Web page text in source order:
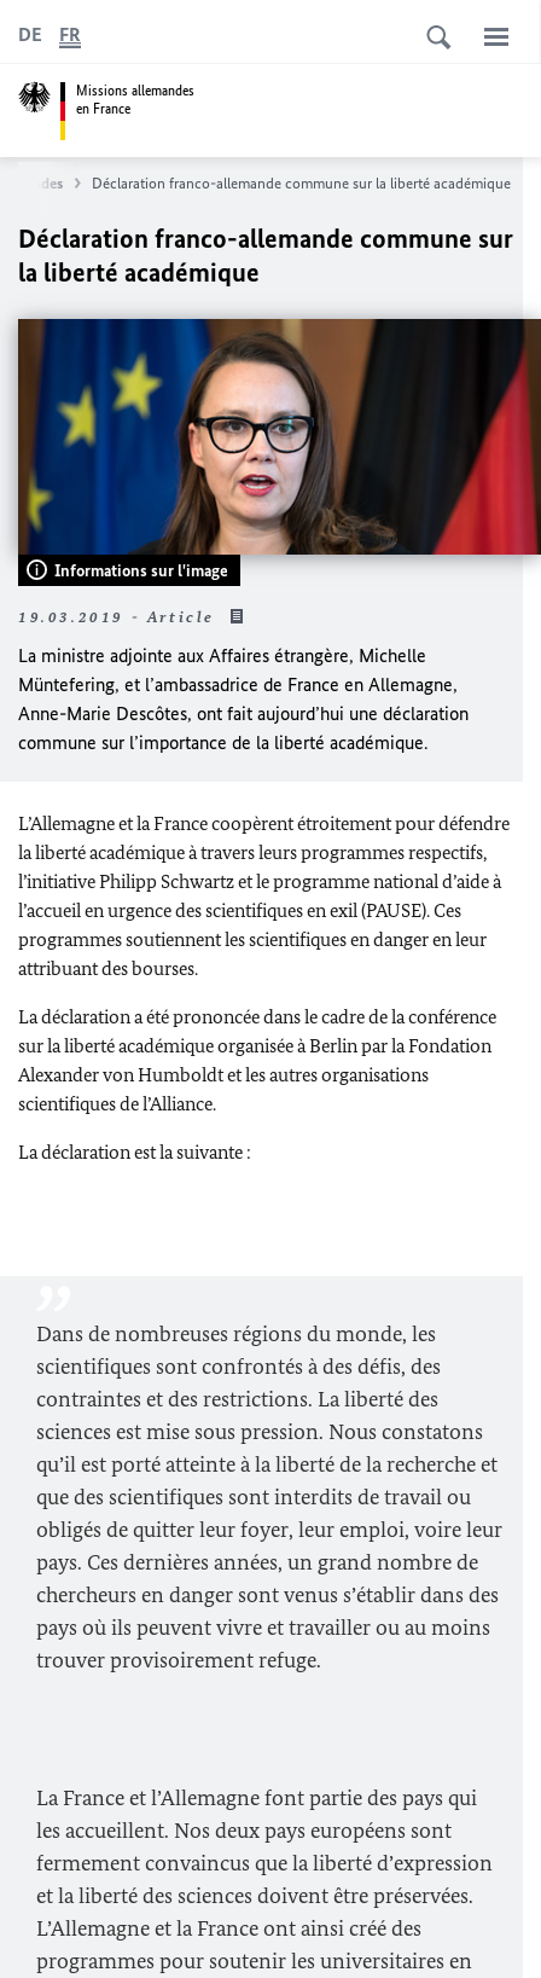
Missions allemandes
en France
DE FR
Déclaration franco-allemande commune sur la liberté académique
Déclaration franco-allemande commune sur
la liberté académique
Informations sur l'image
19.03.2019 - Article
La ministre adjointe aux Affaires étrangère, Michelle
Müntefering, et l’ambassadrice de France en Allemagne,
Anne-Marie Descôtes, ont fait aujourd’hui une déclaration
commune sur l’importance de la liberté académique.
L’Allemagne et la France coopèrent étroitement pour défendre
la liberté académique à travers leurs programmes respectifs,
l’initiative Philipp Schwartz et le programme national d’aide à
l’accueil en urgence des scientifiques en exil (PAUSE).Ces
programmes soutiennent les scientifiques en danger en leur
attribuant des bourses.
La déclaration a été prononcée dans le cadre de la conférence
sur la liberté académique organisée àBerlin par la Fondation
Alexander von Humboldtet les autres organisations
scientifiques de l’Alliance.
La déclaration est la suivante :
Dans de nombreuses régions du monde, les
scientifiques sont confrontés à des défis, des
contraintes et des restrictions. La liberté des
sciences est mise sous pression. Nous constatons
qu’il est porté atteinte à la liberté de la recherche et
que des scientifiques sont interdits de travail ou
obligés de quitter leur foyer, leur emploi, voire leur
pays. Ces dernières années, un grand nombre de
chercheurs en danger sont venus s’établir dans des
pays où ils peuvent vivre et travailler ou au moins
trouver provisoirement refuge.
La France et l’Allemagne font partie des pays qui
les accueillent. Nos deux pays européens sont
fermement convaincus que la liberté d’expression
et la liberté des sciences doivent être préservées.
L’Allemagne et la France ont ainsi créé des
programmes pour soutenir les universitaires en